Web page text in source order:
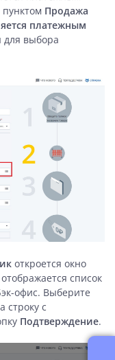
пунктом Продажа
платежным
для выбора
откроется окно
список
офис. Выберите
строку с
Подтверждение.